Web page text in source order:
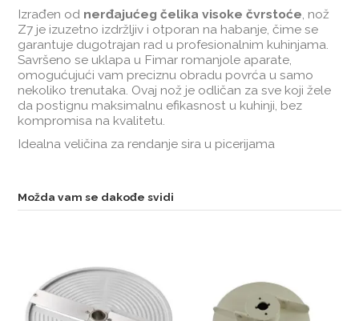
Izrađen od nerđajućeg čelika visoke čvrstoće, nož
Z7 je izuzetno izdržljiv i otporan na habanje, čime se
garantuje dugotrajan rad u profesionalnim kuhinjama.
Savršeno se uklapa u Fimar romanjole aparate,
omogućujući vam preciznu obradu povrća u samo
nekoliko trenutaka. Ovaj nož je odličan za sve koji žele
da postignu maksimalnu efikasnost u kuhinji, bez
kompromisa na kvalitetu.
Idealna veličina za rendanje sira u picerijama
Možda vam se dakođe svidi